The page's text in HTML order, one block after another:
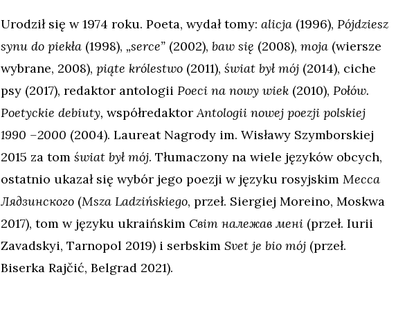
Urodził się w 1974 roku. Poeta, wydał tomy: alicja (1996), Pójdziesz
synu do piekła (1998), „serce” (2002), baw się (2008), moja (wiersze
wybrane, 2008), piąte królestwo (2011), świat był mój (2014), ciche
psy (2017), redaktor antologii Poeci na nowy wiek (2010), Połów.
Poetyckie debiuty, współredaktor Antologii nowej poezji polskiej
1990 –2000 (2004). Laureat Nagrody im. Wisławy Szymborskiej
2015 za tom świat był mój. Tłumaczony na wiele języków obcych,
ostatnio ukazał się wybór jego poezji w języku rosyjskim Месса
Лядзинского (Msza Ladzińskiego, przeł. Siergiej Moreino, Moskwa
2017), tom w języku ukraińskim Світ належав мені (przeł. Iurii
Zavadskyi, Tarnopol 2019) i serbskim Svet je bio mój (przeł.
Biserka Rajčić, Belgrad 2021).